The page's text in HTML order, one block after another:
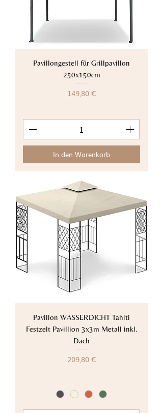
Pavillongestell für Grillpavillon
250x150cm
Preis
149,80 €
In den Warenkorb
Pavillon WASSERDICHT Tahiti
Festzelt Pavillion 3x3m Metall inkl.
Dach
Preis
209,80 €